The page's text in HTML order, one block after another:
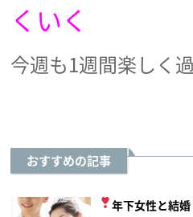
くいく
今週も1週間楽しく
おすすめの記事
年下女性と結